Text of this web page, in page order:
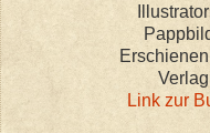
Link zur